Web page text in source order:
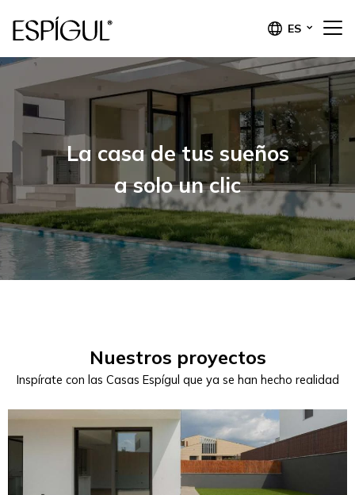
ES
La casa de tus sueños
a solo un clic
Nuestros proyectos
Inspírate con las Casas Espígul que ya se han hecho realidad